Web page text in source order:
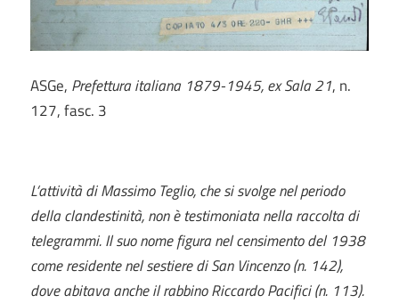
ASGe, Prefettura italiana 1879-1945, ex Sala 21, n.
127, fasc. 3
L’attività di Massimo Teglio, che si svolge nel periodo
della clandestinità, non è testimoniata nella raccolta di
telegrammi. Il suo nome figura nel censimento del 1938
come residente nel sestiere di San Vincenzo (n. 142),
dove abitava anche il rabbino Riccardo Pacifici (n. 113).